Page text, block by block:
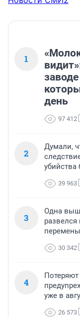
1
день
97 412
2
Думали,
убийства
39 963
3
Одна
30 342
4
уже в
26 573